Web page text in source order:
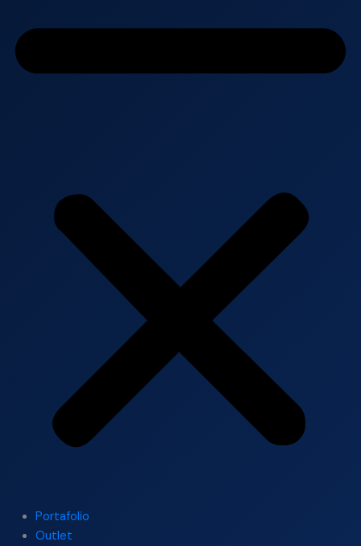
Portafolio
Outlet